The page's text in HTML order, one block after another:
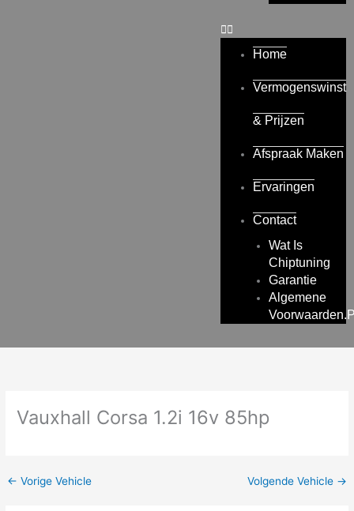
Home
Vermogenswinst
& Prijzen
Afspraak Maken
Ervaringen
Contact
Wat Is
Chiptuning
Garantie
Algemene
Vauxhall Corsa 1.2i 16v 85hp
← Vorige Vehicle Volgende Vehicle →